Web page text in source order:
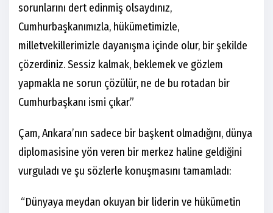
sorunlarını dert edinmiş olsaydınız,
Cumhurbaşkanımızla, hükümetimizle,
milletvekillerimizle dayanışma içinde olur, bir şekilde
çözerdiniz. Sessiz kalmak, beklemek ve gözlem
yapmakla ne sorun çözülür, ne de bu rotadan bir
Cumhurbaşkanı ismi çıkar.”
Çam, Ankara’nın sadece bir başkent olmadığını, dünya
diplomasisine yön veren bir merkez haline geldiğini
vurguladı ve şu sözlerle konuşmasını tamamladı:
“Dünyaya meydan okuyan bir liderin ve hükümetin